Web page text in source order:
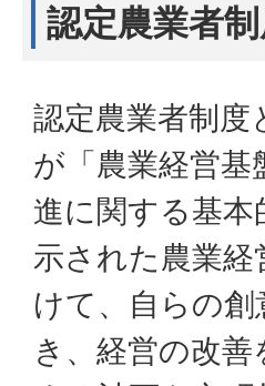
認定農業者
認定農業者制度
が「農業経営基
進に関する基本
示された農業経
けて、自らの
き、経営の改善